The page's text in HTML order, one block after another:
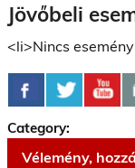
Jövőbeli
<li>Nincs
Category:
Vélemény,